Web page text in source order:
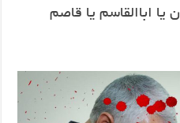
یا اباالقاسم یا قاصم